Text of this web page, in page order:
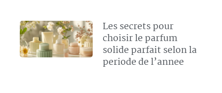
Les secrets pour
choisir le parfum
solide parfait selon la
periode de l’annee